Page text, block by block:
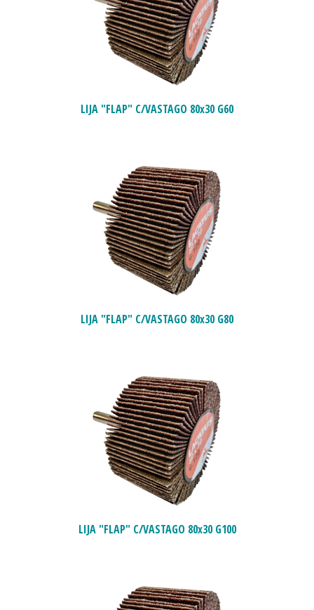
LIJA "FLAP" C/VASTAGO 80x30 G60
LIJA "FLAP" C/VASTAGO 80x30 G80
LIJA "FLAP" C/VASTAGO 80x30 G100